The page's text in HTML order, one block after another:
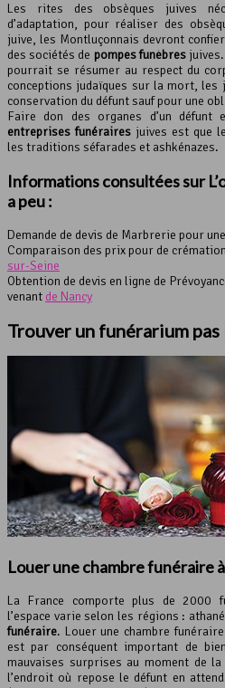
Les rites des obsèques juives
d’adaptation, pour réaliser des
juive, les Montluçonnais devront
des sociétés de pompes funèbresjuives.
pourrait se résumer au respect du
conceptions judaïques sur la mort, les
conservation du défunt sauf pour une
Faire don des organes d’un
entreprises funéraires juives est que
les traditions séfarades et ashkénazes.
Informations consultées sur
a peu :
Demande de devis de Marbrerie pour
Comparaison des prix pour de
sur-Seine
Obtention de devis en ligne de
venant de Nancy
Trouver un funérarium
Louer une chambre funéraire
La France comporte plus de 2000
l’espace varie selon les régions :
funéraire. Louer une chambre
est par conséquent important de
mauvaises surprises au moment de
l’endroit où repose le défunt en